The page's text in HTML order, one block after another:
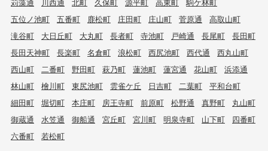
苅藻通
川西通 北町 久保町 源平町 高東町
駒ケ林町
五位ノ池町
五番町 鹿松町 庄田町 庄山町 菅原通
高取山町
滝谷町
大日丘町 大丸町 長者町 寺池町 戸崎通 長尾町
長田町
長田天神町
長楽町 名倉町 浪松町 西尻池町 西代通
西丸山町
西山町
二番町 野田町 萩乃町 蓮池町 蓮宮通 花山町
浜添通
林山町
檜川町 東尻池町 雲雀ケ丘 日吉町 二葉町
平和台町
細田町
堀切町 本庄町 房王寺町 前原町 松野通 真野町
丸山町
御蔵通
水笠通 御船通 宮丘町 宮川町 明泉寺町 山下町
四番町
六番町
若松町